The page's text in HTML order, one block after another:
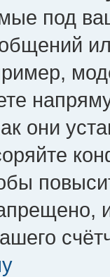
под
они